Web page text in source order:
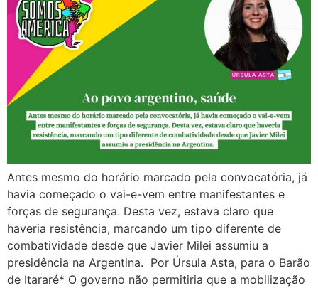
Antes mesmo do horário marcado pela convocatória, já
havia começado o vai-e-vem entre manifestantes e
forças de segurança. Desta vez, estava claro que
haveria resistência, marcando um tipo diferente de
combatividade desde que Javier Milei assumiu a
presidência na Argentina. Por Úrsula Asta, para o Barão
de Itararé* O governo não permitiria que a mobilização